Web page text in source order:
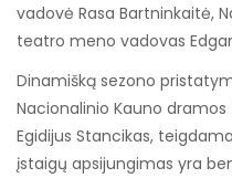
vadovė Rasa Bartninkaitė,
teatro meno vadovas
Dinamišką sezono
Nacionalinio Kauno
Egidijus Stancikas,
įstaigų apsijungimas yra